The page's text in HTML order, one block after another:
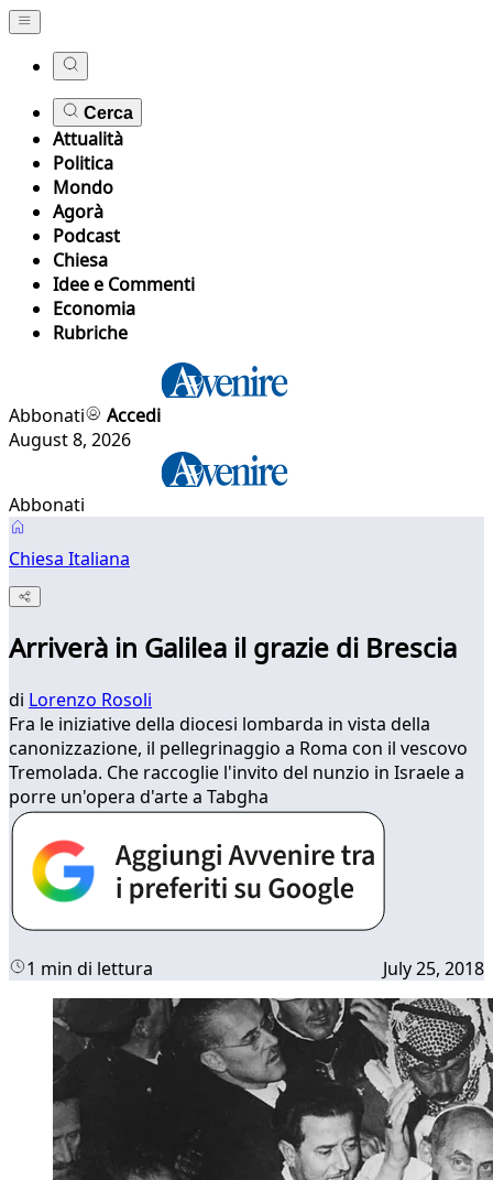
Cerca
Attualità
Politica
Mondo
Agorà
Podcast
Chiesa
Idee e Commenti
Economia
Rubriche
Abbonati
Accedi
August 8, 2026
Abbonati
Chiesa Italiana
Arriverà in Galilea il grazie di Brescia
di Lorenzo Rosoli
Fra le iniziative della diocesi lombarda in vista della
canonizzazione, il pellegrinaggio a Roma con il vescovo
Tremolada. Che raccoglie l'invito del nunzio in Israele a
porre un'opera d'arte a Tabgha
1 min di lettura July 25, 2018